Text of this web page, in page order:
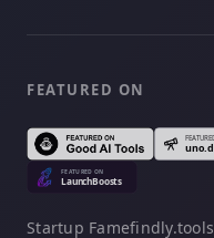
FEATURED ON
Startup Famefindly.tools